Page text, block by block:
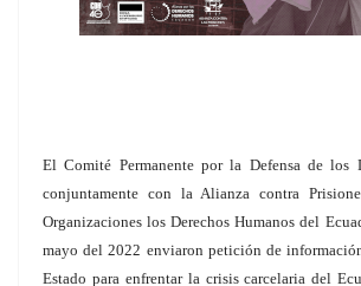
El Comité Permanente por la Defensa de los
conjuntamente con la Alianza contra
Organizaciones los Derechos Humanos del
mayo del 2022 enviaron petición de
Estado para enfrentar la crisis carcelaria del